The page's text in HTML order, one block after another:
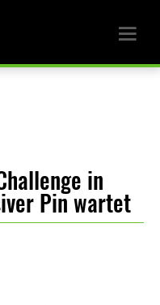
in
Pin wartet